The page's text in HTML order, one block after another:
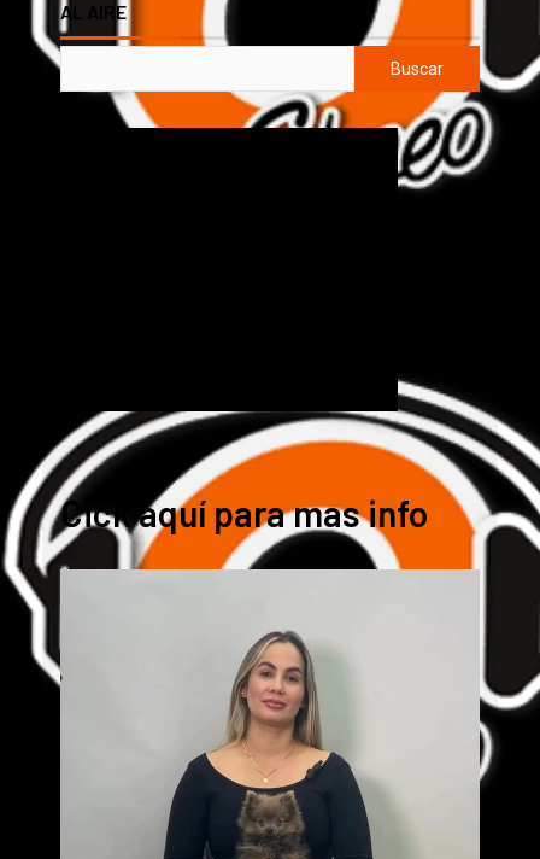
AL AIRE
Buscar
Cick aquí para mas info